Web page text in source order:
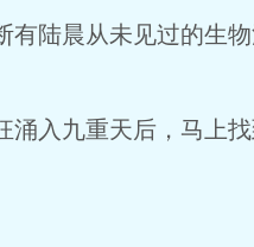
陆晨从未见过的生物
入九重天后，马上找